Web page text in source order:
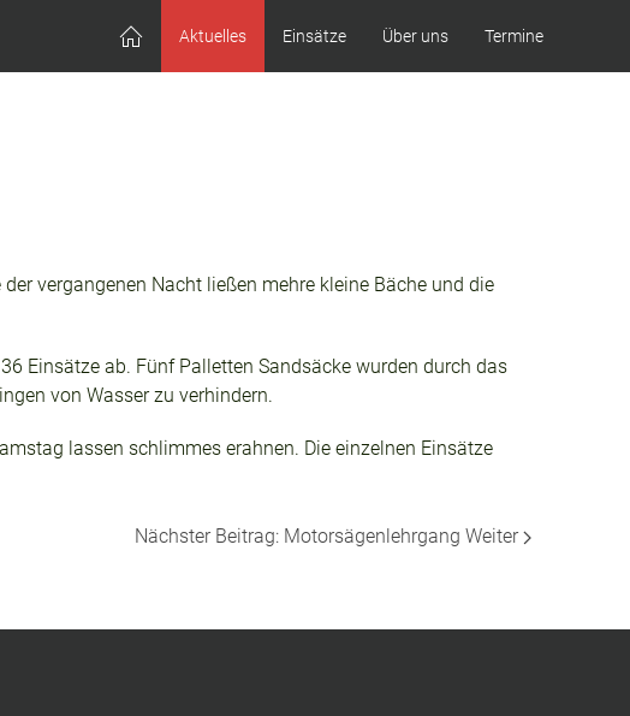
Aktuelles Einsätze Über uns Termine
vergangenen Nacht ließen mehre kleine Bäche und die
Einsätze ab. Fünf Palletten Sandsäcke wurden durch das
von Wasser zu verhindern.
lassen schlimmes erahnen. Die einzelnen Einsätze
Nächster Beitrag: Motorsägenlehrgang Weiter